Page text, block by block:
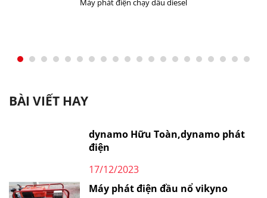
Máy phát điện chạy dầu diesel
BÀI VIẾT HAY
dynamo Hữu Toàn,dynamo phát
điện
17/12/2023
Máy phát điện đầu nổ vikyno